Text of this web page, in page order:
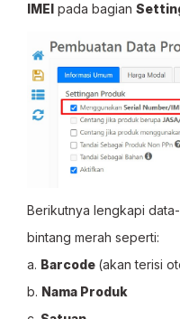
IMEI pada bagian
Berikutnya lengkapi
bintang merah seperti:
a. Barcode (akan terisi
b. Nama Produk